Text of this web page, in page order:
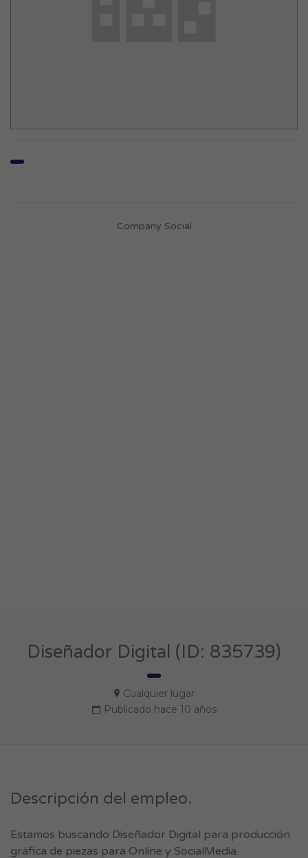
Company Social
Diseñador Digital (ID: 835739)
Cualquier lugar
Publicado hace 10 años
Descripción del empleo.
Estamos buscando Diseñador Digital para producción
gráfica de piezas para Online y SocialMedia.